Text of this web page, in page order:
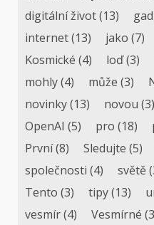
digitální život(13)
internet(13) jako (7)
Kosmické (4) loď(3)
mohly(4) může (3)
novinky(13) novou (3)
OpenAI (5) pro (18)
První(8) Sledujte (5)
společnosti (4) světě
Tento (3) tipy(13)
vesmír(4) Vesmírné